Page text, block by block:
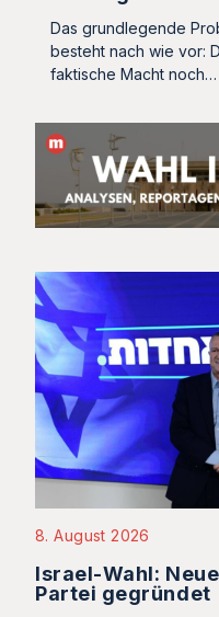
Das grundlegende
besteht nach wie vor:
faktische Macht noch…
8. August 2026
Israel-Wahl:
Partei gegründet